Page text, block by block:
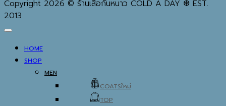
Copyright 2026 © ร้านเสื้อกันหนาว COLD A DAY ❆ EST.
2013
HOME
SHOP
MEN
COATS
TOP